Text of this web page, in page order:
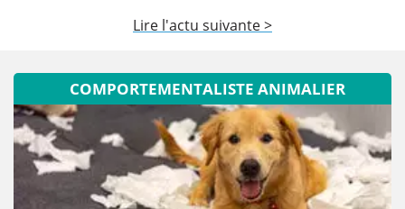
Lire l'actu suivante >
COMPORTEMENTALISTE ANIMALIER